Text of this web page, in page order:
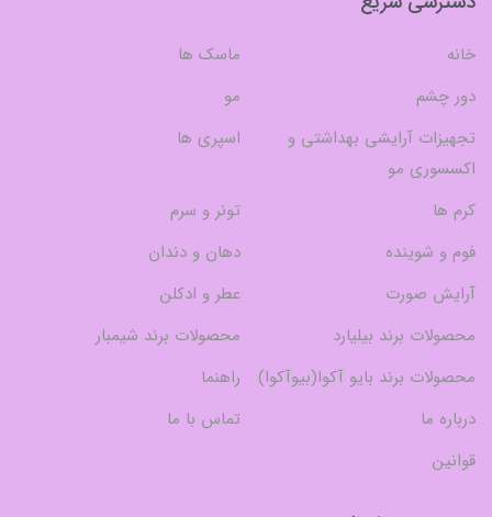
خانه
ماسک ها
دور چشم
مو
تجهیزات آرایشی بهداشتی و
اکسسوری مو
اسپری ها
کرم ها
تونر و سرم
فوم و شوینده
دهان و دندان
آرایش صورت
عطر و ادکلن
محصولات برند بیلیارد
محصولات برند شیمبار
محصولات برند بایو آکوا(بیوآکوا)
راهنما
درباره ما
تماس با ما
قوانین